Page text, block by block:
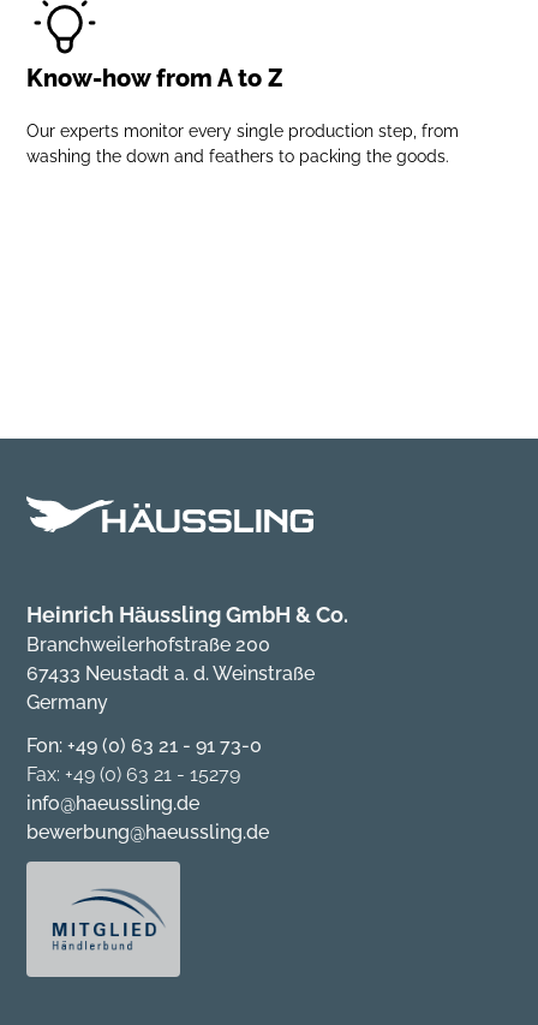
Know-how from A to Z
Our experts monitor every single production step, from
washing the down and feathers to packing the goods.
Heinrich Häussling GmbH & Co.
Branchweilerhofstraße 200
67433 Neustadt a. d. Weinstraße
Germany
Fon: +49 (0) 63 21 - 91 73-0
Fax: +49 (0) 63 21 - 15279
info@haeussling.de
bewerbung@haeussling.de